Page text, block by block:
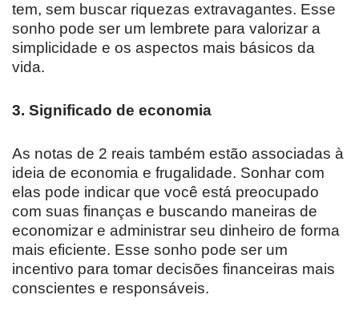
tem, sem buscar riquezas extravagantes. Esse
sonho pode ser um lembrete para valorizar a
simplicidade e os aspectos mais básicos da
vida.
3. Significado de economia
As notas de 2 reais também estão associadas à
ideia de economia e frugalidade. Sonhar com
elas pode indicar que você está preocupado
com suas finanças e buscando maneiras de
economizar e administrar seu dinheiro de forma
mais eficiente. Esse sonho pode ser um
incentivo para tomar decisões financeiras mais
conscientes e responsáveis.